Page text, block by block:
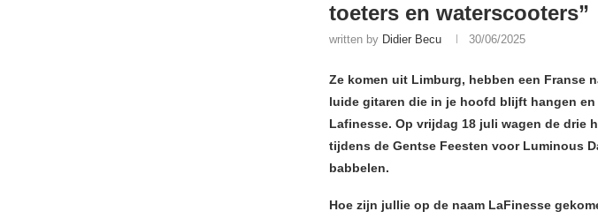
toeters en waterscooters”
written by Didier Becu 30/06/2025
Ze komen uit Limburg, hebben een Franse
luide gitaren die in je hoofd blijft hangen
Lafinesse. Op vrijdag 18 juli wagen de drie
tijdens de Gentse Feesten voor Luminous
babbelen.
Hoe zijn jullie op de naam LaFinesse